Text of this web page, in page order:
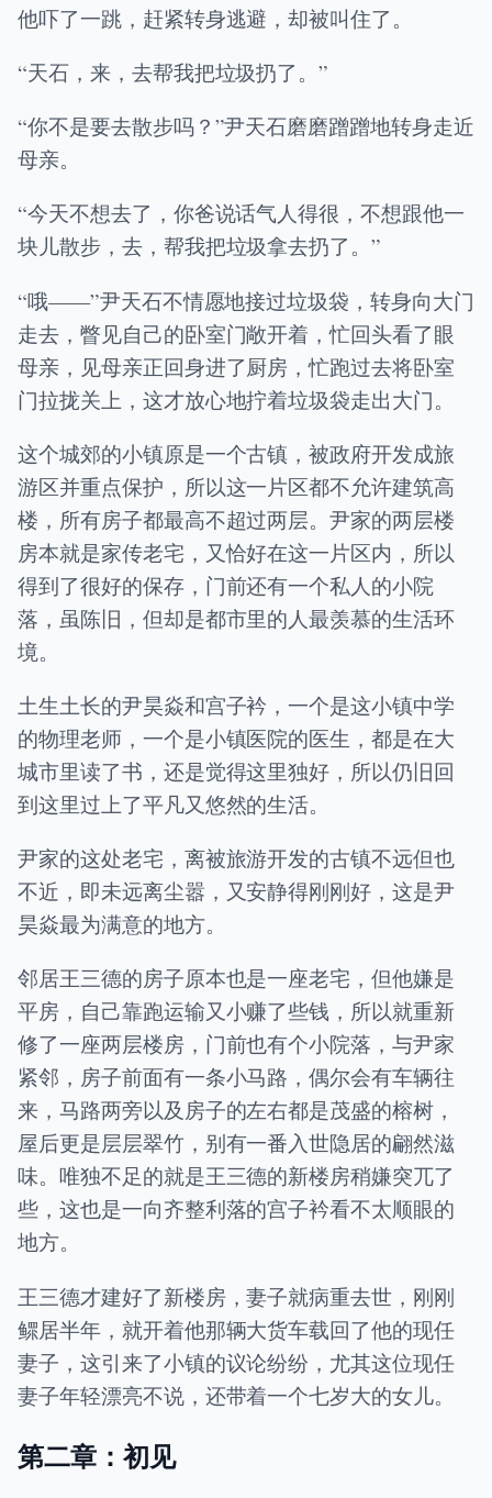
他吓了一跳，赶紧转身逃避，却被叫住了。
“天石，来，去帮我把垃圾扔了。”
“你不是要去散步吗？”尹天石磨磨蹭蹭地转身走近
母亲。
“今天不想去了，你爸说话气人得很，不想跟他一
块儿散步，去，帮我把垃圾拿去扔了。”
“哦——”尹天石不情愿地接过垃圾袋，转身向大门
走去，瞥见自己的卧室门敞开着，忙回头看了眼
母亲，见母亲正回身进了厨房，忙跑过去将卧室
门拉拢关上，这才放心地拧着垃圾袋走出大门。
这个城郊的小镇原是一个古镇，被政府开发成旅
游区并重点保护，所以这一片区都不允许建筑高
楼，所有房子都最高不超过两层。尹家的两层楼
房本就是家传老宅，又恰好在这一片区内，所以
得到了很好的保存，门前还有一个私人的小院
落，虽陈旧，但却是都市里的人最羡慕的生活环
境。
土生土长的尹昊焱和宫子衿，一个是这小镇中学
的物理老师，一个是小镇医院的医生，都是在大
城市里读了书，还是觉得这里独好，所以仍旧回
到这里过上了平凡又悠然的生活。
尹家的这处老宅，离被旅游开发的古镇不远但也
不近，即未远离尘嚣，又安静得刚刚好，这是尹
昊焱最为满意的地方。
邻居王三德的房子原本也是一座老宅，但他嫌是
平房，自己靠跑运输又小赚了些钱，所以就重新
修了一座两层楼房，门前也有个小院落，与尹家
紧邻，房子前面有一条小马路，偶尔会有车辆往
来，马路两旁以及房子的左右都是茂盛的榕树，
屋后更是层层翠竹，别有一番入世隐居的翩然滋
味。唯独不足的就是王三德的新楼房稍嫌突兀了
些，这也是一向齐整利落的宫子衿看不太顺眼的
地方。
王三德才建好了新楼房，妻子就病重去世，刚刚
鳏居半年，就开着他那辆大货车载回了他的现任
妻子，这引来了小镇的议论纷纷，尤其这位现任
妻子年轻漂亮不说，还带着一个七岁大的女儿。
第二章：初见